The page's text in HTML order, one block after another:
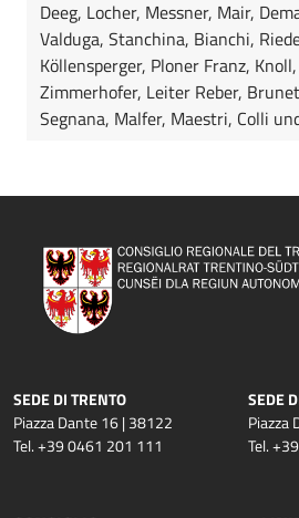
Deeg, Locher, Messner, Mair,
Valduga, Stanchina, Bianchi,
Köllensperger, Ploner Franz,
Zimmerhofer, Leiter Reber,
Segnana, Malfer, Maestri, Colli
SEDE DI TRENTO
Piazza Dante 16 | 38122
Tel. +39 0461 201 111
SEDE
Piazza
Tel.